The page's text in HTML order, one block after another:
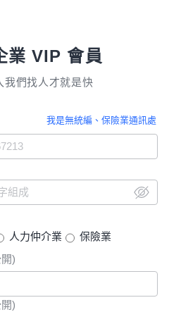
業 VIP 會員
我們找人才就是快
我是無統編、保險業通訊處
人力仲介業
保險業
)
)